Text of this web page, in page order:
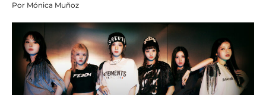
Por Mónica Muñoz